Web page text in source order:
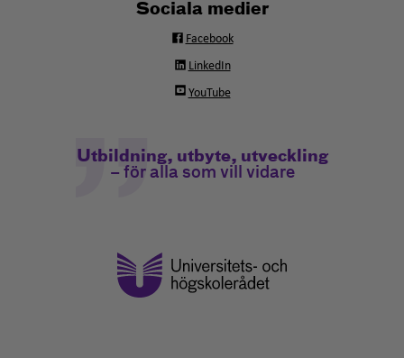
Sociala medier
Facebook
LinkedIn
YouTube
Utbildning, utbyte, utveckling
– för alla som vill vidare